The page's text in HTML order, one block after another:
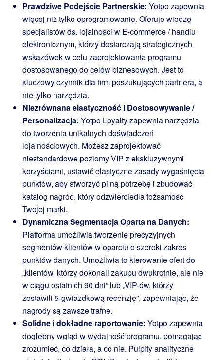
Prawdziwe Podejście Partnerskie: Yotpo zapewnia
więcej niż tylko oprogramowanie. Oferuje wiedzę
specjalistów ds. lojalności w E-commerce / handlu
elektronicznym, którzy dostarczają strategicznych
wskazówek w celu zaprojektowania programu
dostosowanego do celów biznesowych. Jest to
kluczowy czynnik dla firm poszukujących partnera, a
nie tylko narzędzia.
Niezrównana elastyczność i Dostosowywanie /
Personalizacja: Yotpo Loyalty zapewnia narzędzia
do tworzenia unikalnych doświadczeń
lojalnościowych. Możesz zaprojektować
niestandardowe poziomy VIP z ekskluzywnymi
korzyściami, ustawić elastyczne zasady wygaśnięcia
punktów, aby stworzyć pilną potrzebę i zbudować
katalog nagród, który odzwierciedla tożsamość
Twojej marki.
Dynamiczna Segmentacja Oparta na Danych:
Platforma umożliwia tworzenie precyzyjnych
segmentów klientów w oparciu o szeroki zakres
punktów danych. Umożliwia to kierowanie ofert do
„klientów, którzy dokonali zakupu dwukrotnie, ale nie
w ciągu ostatnich 90 dni” lub „VIP-ów, którzy
zostawili 5-gwiazdkową recenzję”, zapewniając, że
nagrody są zawsze trafne.
Solidne i dokładne raportowanie: Yotpo zapewnia
dogłębny wgląd w wydajność programu, pomagając
zrozumieć, co działa, a co nie. Pulpity analityczne